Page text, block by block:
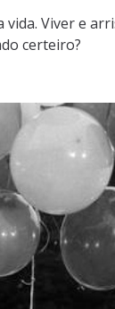
vida. Viver e
certeiro?